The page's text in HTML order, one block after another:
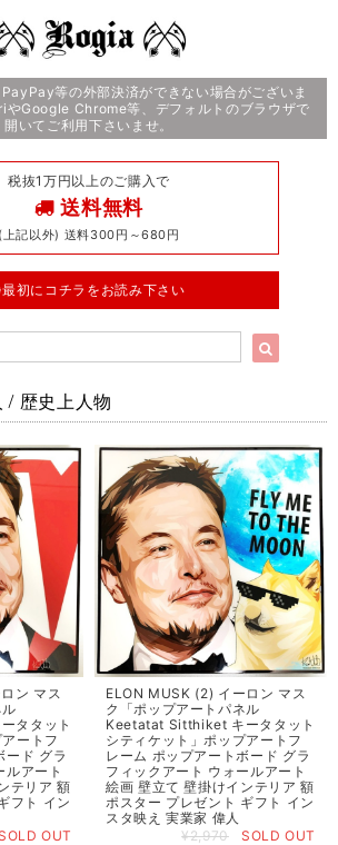
等の外部決済ができない場合がございま
やGoogle Chrome等、デフォルトのブラウザで
開いてご利用下さいませ。
税抜1万円以上のご購入で
送料無料
(上記以外) 送料300円～680円
初にコチラをお読み下さい
/ 歴史上人物
ン マス
タタット
ートフ
ード グラ
ルアート
テリア 額
フト イン
OUT
ELON MUSK (2) イーロン マス
ク「ポップアートパネル
Keetatat Sitthiket キータタット
シティケット」ポップアートフ
レーム ポップアートボード グラ
フィックアート ウォールアート
絵画 壁立て 壁掛けインテリア 額
ポスター プレゼント ギフト イン
スタ映え 実業家 偉人
¥2,970
SOLD OUT